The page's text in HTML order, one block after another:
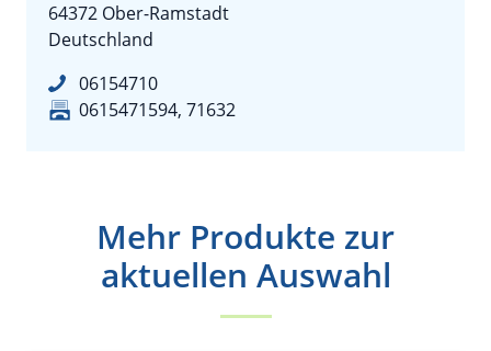
64372 Ober-Ramstadt
Deutschland
06154710
0615471594, 71632
Mehr Produkte zur
aktuellen Auswahl